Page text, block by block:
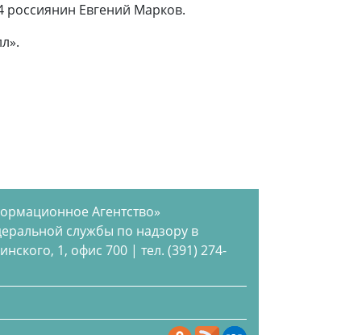
россиянин Евгений Марков.
Агентство»
службы по надзору в
1, офис 700 | тел. (391) 274-